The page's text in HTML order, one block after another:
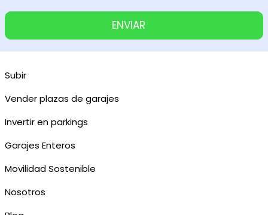
ENVIAR
Subir
Vender plazas de garajes
Invertir en parkings
Garajes Enteros
Movilidad Sostenible
Nosotros